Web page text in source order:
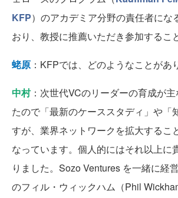
KFP）のアカデミア分野の責任者にな
おり、教授に推薦いただき参加するこ
蛯原 ：KFPでは、どのようなことがあ
中村：次世代VCのリーダーの育成が
たので「最新のケーススタディ」や「
すが、業界ネットワークを拡大するこ
なっています。個人的にはそれ以上に
りました。Sozo Ventures を一緒に経
のフィル・ウィックハム（Phil